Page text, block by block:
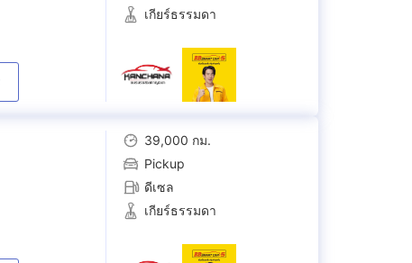
เกียร์ธรรมดา
39,000 กม.
Pickup
ดีเซล
เกียร์ธรรมดา